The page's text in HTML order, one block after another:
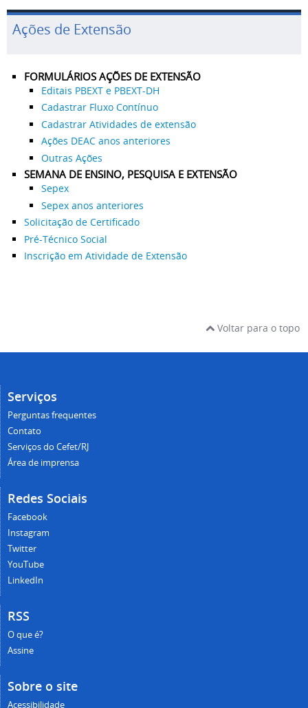
Ações de Extensão
FORMULÁRIOS AÇÕES DE EXTENSÃO
Editais PBEXT e PBEXT-DH
Cadastrar Fluxo Contínuo
Cadastrar Atividades de extensão
Ações DEAC anos anteriores
Outras Ações
SEMANA DE ENSINO, PESQUISA E EXTENSÃO
Sepex
Sepex anos anteriores
Solicitação de Certificado
Pré-Técnico Social
Inscrição em Atividade de Extensão
Voltar para o topo
Serviços
Perguntas frequentes
Contato
Serviços do Cefet/RJ
Área de imprensa
Redes Sociais
Facebook
Instagram
Twitter
YouTube
LinkedIn
RSS
O que é?
Assine
Sobre o site
Acessibilidade